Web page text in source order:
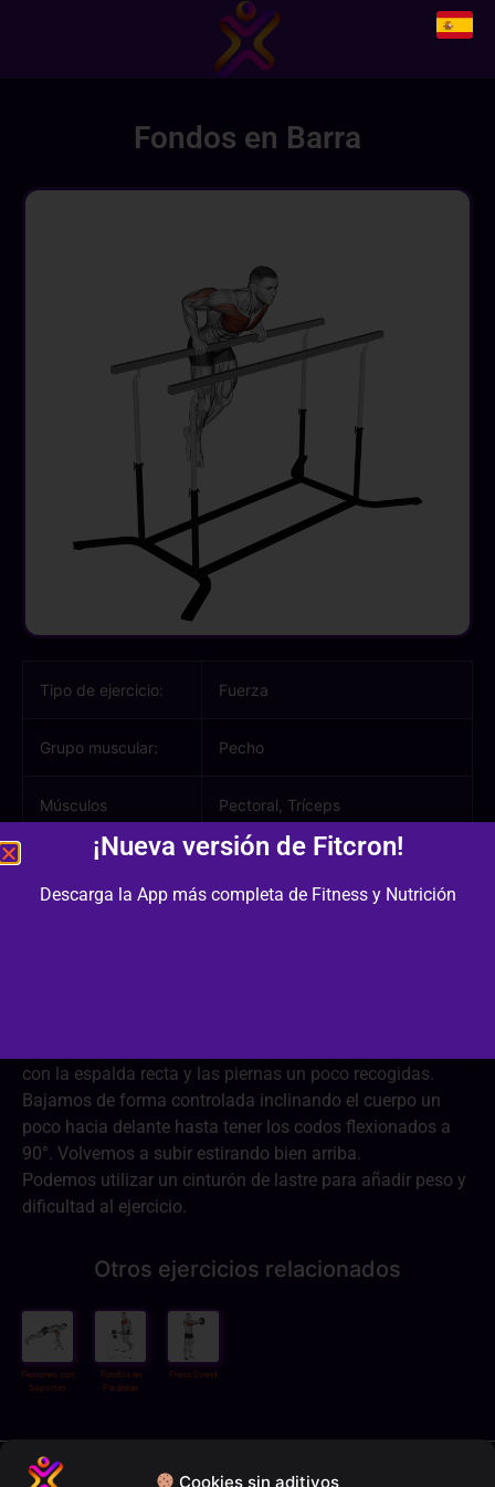
Cookies sin aditivos
Fondos en Barra
Tipo de ejercicio: Fuerza
Grupo muscular: Pecho
Músculos
involucrados:
Pectoral, Tríceps
Equipamiento /
Material:
con la espalda recta y las piernas un poco recogidas.
Bajamos de forma controlada inclinando el cuerpo un
poco hacia delante hasta tener los codos flexionados a
90°. Volvemos a subir estirando bien arriba.
Podemos utilizar un cinturón de lastre para añadir peso y
dificultad al ejercicio.
Otros ejercicios relacionados
Flexiones con
Soportes
Fondos en
Paralelas
Press Svend
¡Nueva versión de Fitcron!
Descarga la App más completa de Fitness y Nutrición